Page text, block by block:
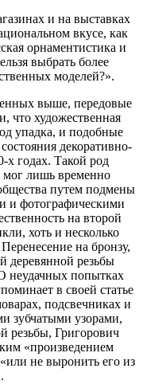
и на выставках
вкусе, как
орнаментистика и
выбрать более
моделей?».
выше, передовые
что художественная
упадка, и подобные
декоративно-
х годах. Такой род
мог лишь временно
путем подмены
и фотографическими
на второй
хоть и несколько
на бронзу,
деревянной резьбы
неудачных попытках
в своей статье
подсвечниках и
зубчатыми узорами,
резьбы, Григорович
«произведением
не выронить его из